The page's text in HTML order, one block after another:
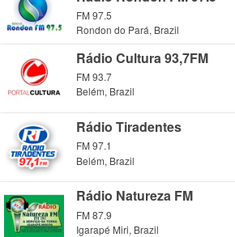
FM 97.5
Rondon do Pará, Brazil
Rádio Cultura 93,7FM
FM 93.7
Belém, Brazil
Rádio Tiradentes
FM 97.1
Belém, Brazil
Rádio Natureza FM
FM 87.9
Igarapé Miri, Brazil